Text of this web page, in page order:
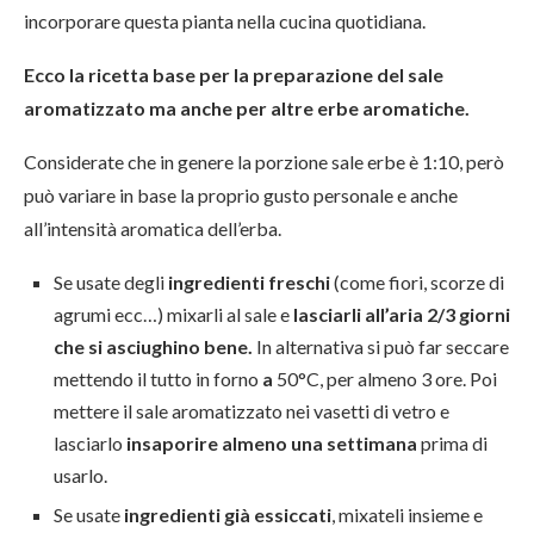
incorporare questa pianta nella cucina quotidiana.
Ecco la ricetta base per la preparazione del sale
aromatizzato ma anche per altre erbe aromatiche.
Considerate che in genere la porzione sale erbe è 1:10, però
può variare in base la proprio gusto personale e anche
all’intensità aromatica dell’erba.
Se usate degli ingredienti freschi(come fiori, scorze di
agrumi ecc…) mixarli al sale e lasciarli all’aria 2/3 giorni
che si asciughino bene. In alternativa si può far seccare
mettendo il tutto in forno a 50°C, per almeno 3 ore. Poi
mettere il sale aromatizzato nei vasetti di vetro e
lasciarlo insaporire almeno una settimana prima di
usarlo.
Se usate ingredienti già essiccati , mixateli insieme e